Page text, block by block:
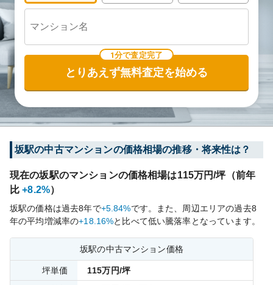
1分で査定完了
とりあえず無料査定を始める
坂駅の中古マンションの価格相場の推移・将来性は？
現在の坂駅のマンションの価格相場は115万円/坪（前年
比 +8.2%）
坂駅の価格は過去8年で+5.84%です。 また、周辺エリアの過去8
年の平均増減率の+18.16%と比べて低い騰落率となっています。
坂駅の中古マンション価格
坪単価 115万円/坪